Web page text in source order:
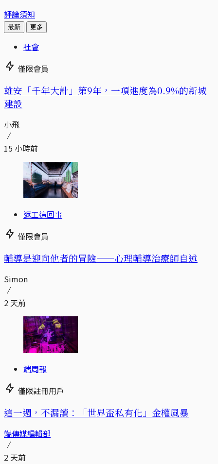
評論須知
最新 更多
社會
僅限會員
​​雄安「千年大計」第9年，一項進度為0.9%的新城
建設
小飛
15 小時前
返工這回事
僅限會員
輔導是迎向他者的冒險——心理輔導治療師自述
Simon
2 天前
端周報
僅限註冊用戶
這一週，不漏讀：「世界盃私有化」金權風暴
端傳媒編輯部
2 天前